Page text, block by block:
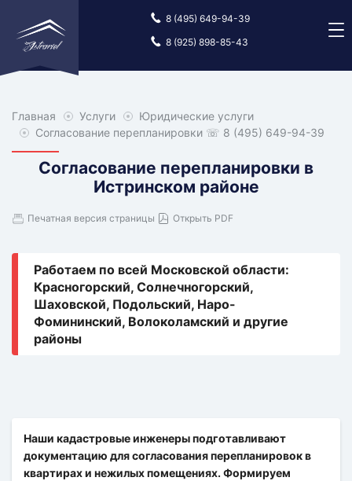
8 (495) 649-94-39
8 (925) 898-85-43
Главная Главная
Услуги УслугиЮридические услуги
услуги
Согласование перепланировки ☏ 8 (495) 649-94-39
Согласование перепланировки в
Истринском районе
Печатная версия страницы Открыть PDF
Наши кадастровые инженеры подготавливают
документацию для согласования перепланировок в
квартирах и нежилых помещениях. Формируем